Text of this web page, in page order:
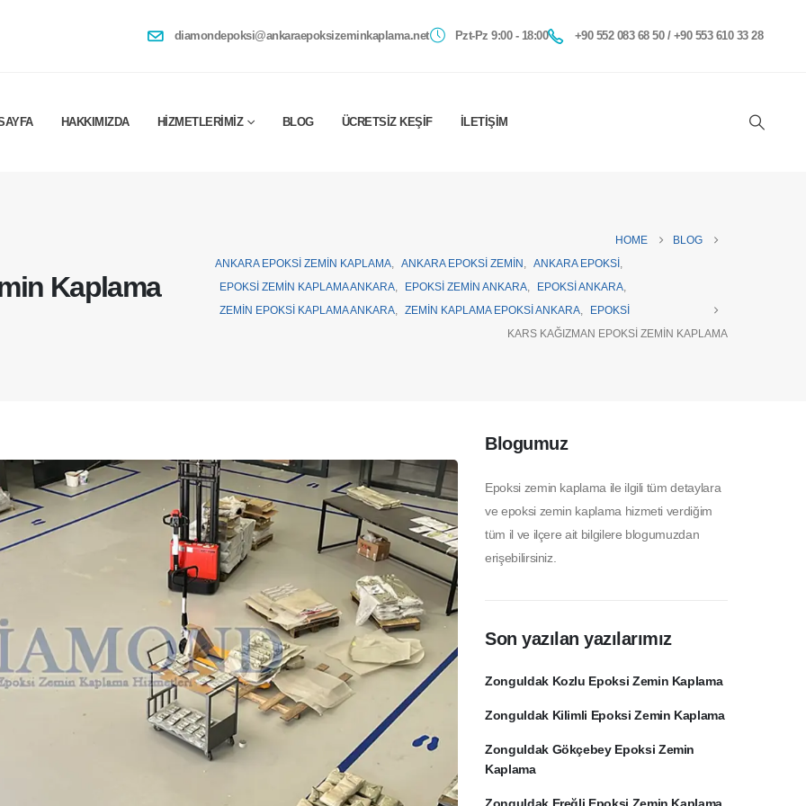
diamondepoksi@ankaraepoksizeminkaplama.net Pzt-Pz 9:00 - 18:00 +90 552 083 68 50 / +90 553 610 33 28
HAKKIMIZDA HIZMETLERIMIZ BLOG ÜCRETSIZ KEŞIF İLETIŞIM
Kaplama
HOME
BLOG
ANKARA EPOKSI ZEMIN KAPLAMA
ANKARA EPOKSI ZEMIN ANKARA EPOKSI
EPOKSI ZEMIN KAPLAMA ANKARA
EPOKSI ZEMIN ANKARA EPOKSI ANKARA
ZEMIN EPOKSI KAPLAMA ANKARA
ZEMIN KAPLAMA EPOKSI ANKARA
EPOKSI
KARS KAĞIZMAN EPOKSI ZEMIN KAPLAMA
Blogumuz
Epoksi zemin kaplama ile ilgili tüm detaylara
ve epoksi zemin kaplama hizmeti verdiğim
tüm il ve ilçere ait bilgilere blogumuzdan
erişebilirsiniz.
Son yazılan yazılarımız
Zonguldak Kozlu Epoksi Zemin Kaplama
Zonguldak Kilimli Epoksi Zemin Kaplama
Zonguldak Gökçebey Epoksi Zemin
Kaplama